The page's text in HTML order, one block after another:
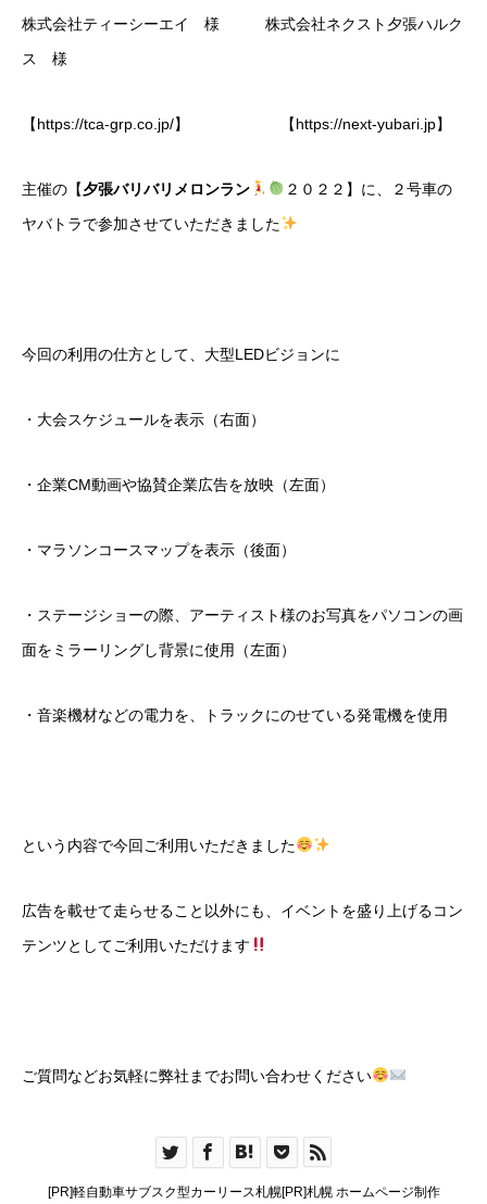
株式会社ティーシーエイ 様 株式会社ネクスト夕張ハルク
ス 様
【https://tca-grp.co.jp/】 【https://next-yubari.jp】
主催の【夕張バリバリメロンラン ２０２２ 】に、２号車の
ヤバトラで参加させていただきました
今回の利用の仕方として、大型LEDビジョンに
・大会スケジュールを表示（右面）
・企業CM動画や協賛企業広告を放映（左面）
・マラソンコースマップを表示（後面）
・ステージショーの際、アーティスト様のお写真をパソコンの画
面をミラーリングし背景に使用（左面）
・音楽機材などの電力を、トラックにのせている発電機を使用
という内容で今回ご利用いただきました
広告を載せて走らせること以外にも、イベントを盛り上げるコン
テンツとしてご利用いただけます
ご質問などお気軽に弊社までお問い合わせください
[PR]軽自動車サブスク型カーリース札幌[PR]札幌 ホームページ制作